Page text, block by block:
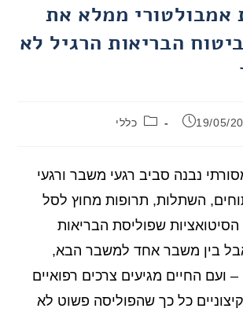
אמבולטורי ממלא את
הבריאות הרגיל לא
19/05/ כללי
נבנה סביב רגעי משבר ורגעי
השתלות, תרופות מחוץ לסל
שפוליסת הבריאות
בין משבר אחד למשבר הבא,
ועם החיים מגיעים צרכים רפואיים
כל כך שהפוליסה פשוט לא